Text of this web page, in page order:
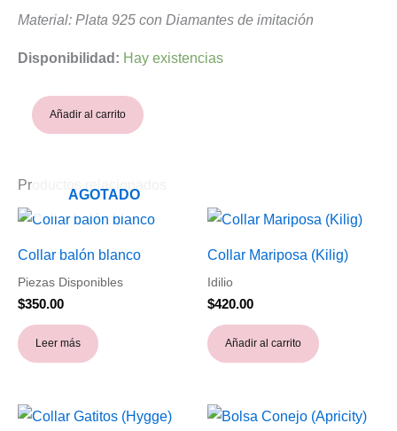
Material: Plata 925 con Diamantes de imitación
Disponibilidad: Hay existencias
Añadir al carrito
Productos relacionados
AGOTADO
Collar balón blanco
Piezas Disponibles
$350.00
Leer más
Collar Mariposa (Kilig)
Idilio
$420.00
Añadir al carrito